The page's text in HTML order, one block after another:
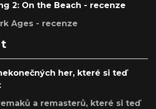
2: On the Beach - recenze
Ages - recenze
her, které si teď
a remasterů, které si teď